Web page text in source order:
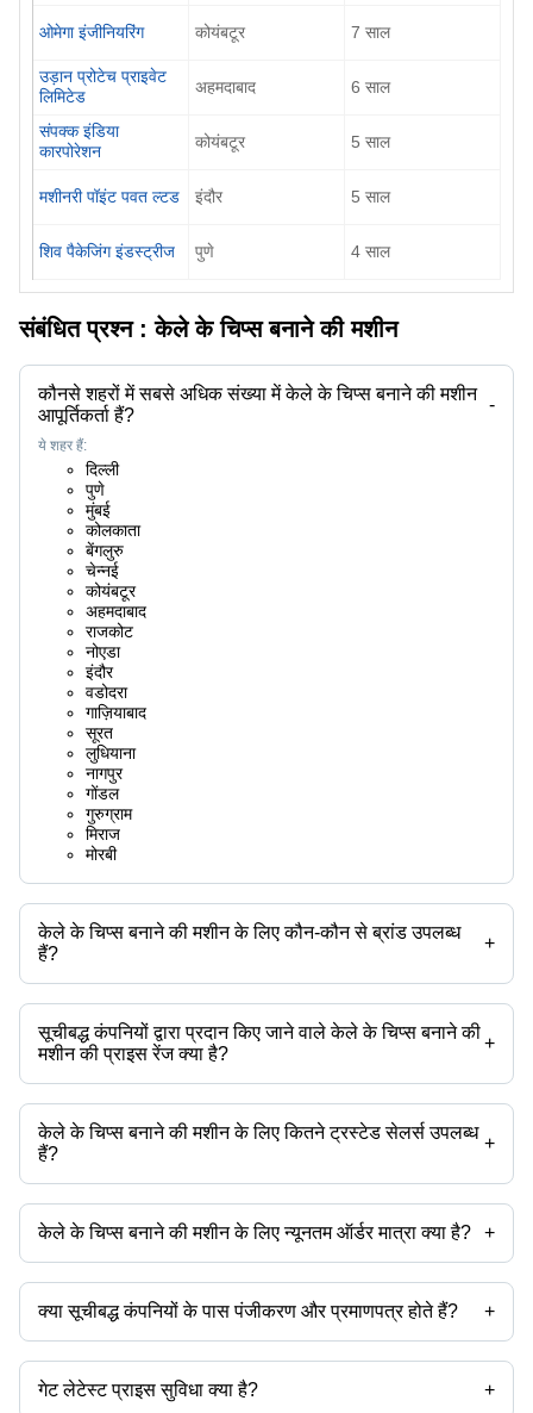
ओमेगा इंजीनियरिंग कोयंबटूर 7 साल
उड़ान प्रोटेच प्राइवेट
लिमिटेड
अहमदाबाद 6 साल
संपक्क इंडिया
कारपोरेशन
कोयंबटूर 5 साल
मशीनरी पॉइंट पवत ल्टड इंदौर 5 साल
शिव पैकेजिंग इंडस्ट्रीज पुणे 4 साल
संबंधित प्रश्न :केले के चिप्स बनाने की मशीन
कौनसे शहरों में सबसे अधिक संख्या में केले के चिप्स बनाने की मशीन
आपूर्तिकर्ता हैं?
-
ये शहर हैं:
दिल्ली
पुणे
मुंबई
कोलकाता
बेंगलुरु
चेन्नई
कोयंबटूर
अहमदाबाद
राजकोट
नोएडा
इंदौर
वडोदरा
गाज़ियाबाद
सूरत
लुधियाना
नागपुर
गोंडल
गुरुग्राम
मिराज
मोरबी
केले के चिप्स बनाने की मशीन के लिए कौन-कौन से ब्रांड उपलब्ध
हैं?
+
उपलब्ध ब्रांड हैं -
सूचीबद्ध कंपनियों द्वारा प्रदान किए जाने वाले केले के चिप्स बनाने की
मशीन की प्राइस रेंज क्या है?
+
केले के चिप्स बनाने की मशीन की प्राइस रेंज है -
कंपनी का नाम मुद्रा प्रोडक्ट का नाम
INR बैच फ्रायर आयताकार
पवन इंडस्ट्रीज INR 2HP एसएस बैच प्रकार केले के चिप्स
240V इनपुट वोल्टेज के साथ अर्ध
भारमल टूल्स एंड मशीनरी INR
केले के चिप्स बनाने की मशीन के लिए कितने ट्रस्टेड सेलर्स उपलब्ध
हैं?
+
केले के चिप्स बनाने की मशीन के ट्रस्टेड सेलर्स हैं:
संपक्क इंडिया कारपोरेशन
उड़ान प्रोटेच प्राइवेट लिमिटेड
जस इंटरप्राइजेज
शिव पैकेजिंग इंडस्ट्रीज
शालोम मशीन वर्क्स
ओमेगा इंजीनियरिंग
केले के चिप्स बनाने की मशीन के लिए न्यूनतम ऑर्डर मात्रा क्या है? +
उत्पाद के साथ न्यूनतम ऑर्डर मात्रा उल्लेखित होती है और कंपनी से कंपनी भिन्न हो सकती
है।
क्या सूचीबद्ध कंपनियों के पास पंजीकरण और प्रमाणपत्र होते हैं? +
अधिकांश कंपनियों के पास पंजीकरण होता है, और प्रमाणपत्र रखने वाली कंपनियां हैं -
संपक्क इंडिया कारपोरेशन
जस इंटरप्राइजेज
आपस इंडस्ट्रीज
गेट लेटेस्ट प्राइस सुविधा क्या है? +